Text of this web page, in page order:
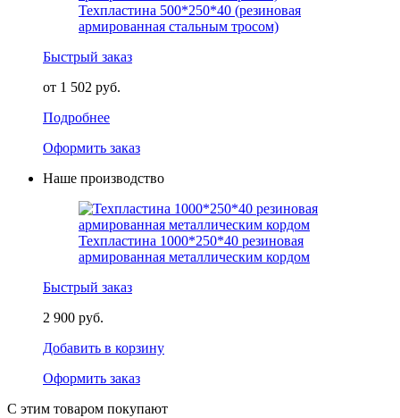
Техпластина 500*250*40 (резиновая
армированная стальным тросом)
Быстрый заказ
от 1 502 руб.
Подробнее
Оформить заказ
Наше производство
Техпластина 1000*250*40 резиновая
армированная металлическим кордом
Быстрый заказ
2 900 руб.
Добавить в корзину
Оформить заказ
С этим товаром покупают